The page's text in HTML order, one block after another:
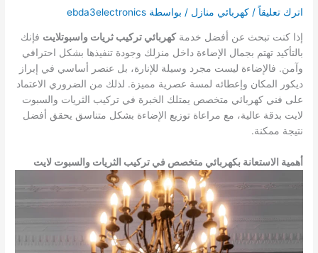
اترك تعليقاً /كهربائي منازل / بواسطة ebda3electronics
إذا كنت تبحث عن أفضل خدمةكهربائي تركيب ثريات واسبوتلايت فإنك
بالتأكيد تهتم بجمال الإضاءة داخل منزلك وجودة تنفيذها بشكل احترافي
وآمن. فالإضاءة ليست مجرد وسيلة للإنارة، بل عنصر أساسي في إبراز
ديكور المكان وإعطائه لمسة عصرية مميزة. لذلك من الضروري الاعتماد
على فني كهربائي متخصص يمتلك الخبرة في تركيب الثريات والسبوت
لايت بدقة عالية، مع مراعاة توزيع الإضاءة بشكل متناسق يحقق أفضل
نتيجة ممكنة.
أهمية الاستعانة بكهربائي متخصص في تركيب الثريات والسبوت لايت